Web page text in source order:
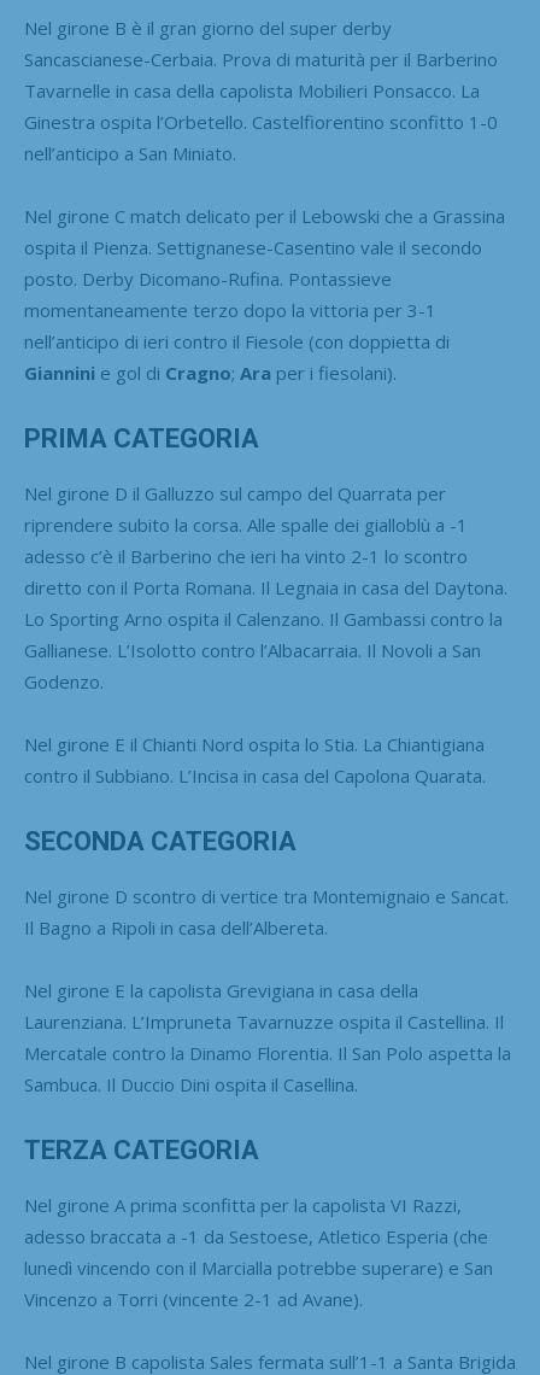
Nel girone B è il gran giorno del super derby
Sancascianese-Cerbaia. Prova di maturità per il Barberino
Tavarnelle in casa della capolista Mobilieri Ponsacco. La
Ginestra ospita l’Orbetello. Castelfiorentino sconfitto 1-0
nell’anticipo a San Miniato.
Nel girone C match delicato per il Lebowski che a Grassina
ospita il Pienza. Settignanese-Casentino vale il secondo
posto. Derby Dicomano-Rufina. Pontassieve
momentaneamente terzo dopo la vittoria per 3-1
nell’anticipo di ieri contro il Fiesole (con doppietta di
Giannini e gol di Cragno; Ara per i fiesolani).
PRIMA CATEGORIA
Nel girone D il Galluzzo sul campo del Quarrata per
riprendere subito la corsa. Alle spalle dei gialloblù a -1
adesso c’è il Barberino che ieri ha vinto 2-1 lo scontro
diretto con il Porta Romana. Il Legnaia in casa del Daytona.
Lo Sporting Arno ospita il Calenzano. Il Gambassi contro la
Gallianese. L’Isolotto contro l’Albacarraia. Il Novoli a San
Godenzo.
Nel girone E il Chianti Nord ospita lo Stia. La Chiantigiana
contro il Subbiano. L’Incisa in casa del Capolona Quarata.
SECONDA CATEGORIA
Nel girone D scontro di vertice tra Montemignaio e Sancat.
Il Bagno a Ripoli in casa dell’Albereta.
Nel girone E la capolista Grevigiana in casa della
Laurenziana. L’Impruneta Tavarnuzze ospita il Castellina. Il
Mercatale contro la Dinamo Florentia. Il San Polo aspetta la
Sambuca. Il Duccio Dini ospita il Casellina.
TERZA CATEGORIA
Nel girone A prima sconfitta per la capolista VI Razzi,
adesso braccata a -1 da Sestoese, Atletico Esperia (che
lunedì vincendo con il Marcialla potrebbe superare) e San
Vincenzo a Torri (vincente 2-1 ad Avane).
Nel girone B capolista Sales fermata sull’1-1 a Santa Brigida